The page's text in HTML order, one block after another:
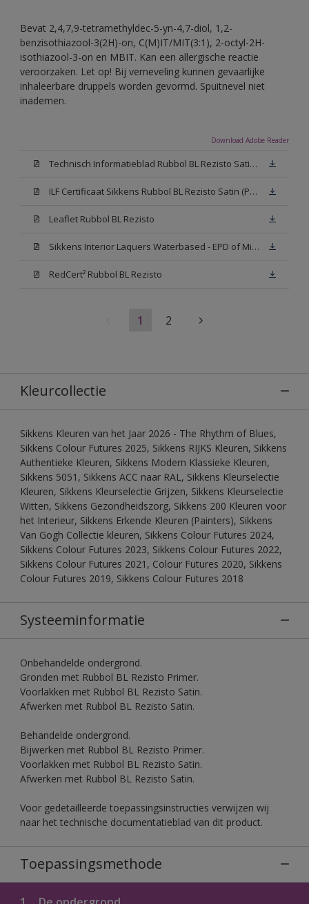
Bevat 2,4,7,9-tetramethyldec-5-yn-4,7-diol, 1,2-
benzisothiazool-3(2H)-on, C(M)IT/MIT(3:1), 2-octyl-2H-
isothiazool-3-on en MBIT. Kan een allergische reactie
veroorzaken. Let op! Bij verneveling kunnen gevaarlijke
inhaleerbare druppels worden gevormd. Spuitnevel niet
inademen.
Download Adobe Reader
Technisch Informatieblad Rubbol BL Rezisto Satin (PDF)
ILF Certificaat Sikkens Rubbol BL Rezisto Satin (PDF)
Leaflet Rubbol BL Rezisto
Sikkens Interior Laquers Waterbased - EPD of Milieuproductverklaring
RedCert² Rubbol BL Rezisto
1 2
Kleurcollectie
Sikkens Kleuren van het Jaar 2026 - The Rhythm of Blues,
Sikkens Colour Futures 2025, Sikkens RIJKS Kleuren, Sikkens
Authentieke Kleuren, Sikkens Modern Klassieke Kleuren,
Sikkens 5051, Sikkens ACC naar RAL, Sikkens Kleurselectie
Kleuren, Sikkens Kleurselectie Grijzen, Sikkens Kleurselectie
Witten, Sikkens Gezondheidszorg, Sikkens 200 Kleuren voor
het Interieur, Sikkens Erkende Kleuren (Painters), Sikkens
Van Gogh Collectie kleuren, Sikkens Colour Futures 2024,
Sikkens Colour Futures 2023, Sikkens Colour Futures 2022,
Sikkens Colour Futures 2021, Colour Futures 2020, Sikkens
Colour Futures 2019, Sikkens Colour Futures 2018
Systeeminformatie
Onbehandelde ondergrond.
Gronden met Rubbol BL Rezisto Primer.
Voorlakken met Rubbol BL Rezisto Satin.
Afwerken met Rubbol BL Rezisto Satin.
Behandelde ondergrond.
Bijwerken met Rubbol BL Rezisto Primer.
Voorlakken met Rubbol BL Rezisto Satin.
Afwerken met Rubbol BL Rezisto Satin.
Voor gedetailleerde toepassingsinstructies verwijzen wij
naar het technische documentatieblad van dit product.
Toepassingsmethode